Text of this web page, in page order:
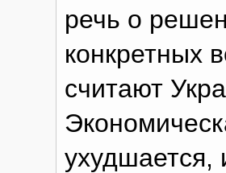
речь о
конкретных
считают
ухудшается,